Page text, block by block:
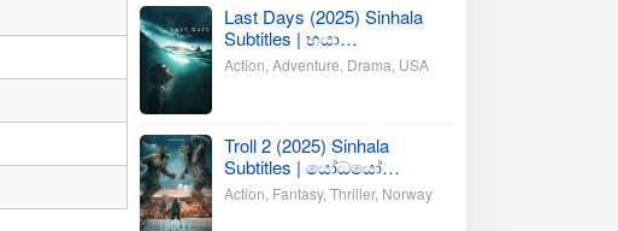
Last Days (2025) Sinhala
Subtitles | භයා…
Action Adventure Drama USA
Troll 2 (2025) Sinhala
Subtitles | යෝධයෝ…
Action Fantasy, Thriller, Norway